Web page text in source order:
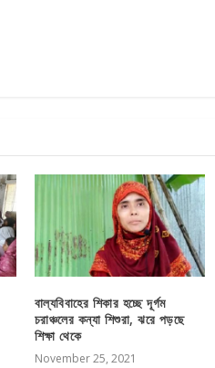
বাল্যবিবাহের শিকার হচ্ছে দূর্গম
চরাঞ্চলের কন্যা শিশুরা, ঝরে পড়ছে
শিক্ষা থেকে
November 25, 2021